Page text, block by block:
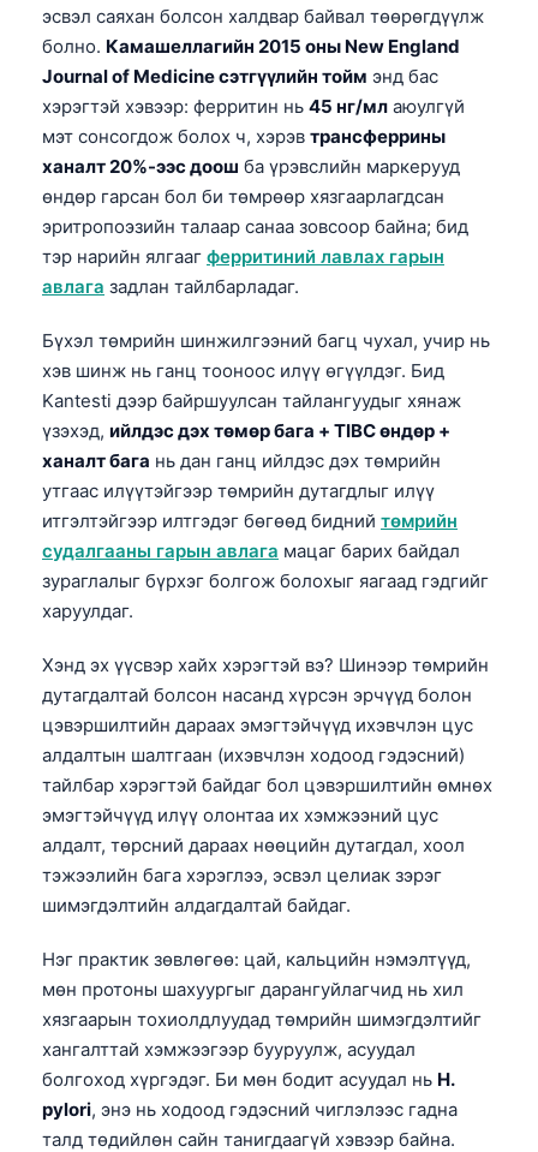
эсвэл саяхан болсон халдвар байвал төөрөгдүүлж
болно. Камашеллагийн 2015 оны New England
Journal of Medicine сэтгүүлийн тойм энд бас
хэрэгтэй хэвээр: ферритин нь 45 нг/мл аюулгүй
мэт сонсогдож болох ч, хэрэв трансферрины
ханалт 20%-ээс доош ба үрэвслийн маркерууд
өндөр гарсан бол би төмрөөр хязгаарлагдсан
эритропоэзийн талаар санаа зовсоор байна; бид
тэр нарийн ялгааг ферритиний лавлах гарын
авлага задлан тайлбарладаг.
Бүхэл төмрийн шинжилгээний багц чухал, учир нь
хэв шинж нь ганц тооноос илүү өгүүлдэг. Бид
Kantesti дээр байршуулсан тайлангуудыг хянаж
үзэхэд, ийлдэс дэх төмөр бага + TIBC өндөр +
ханалт бага нь дан ганц ийлдэс дэх төмрийн
утгаас илүүтэйгээр төмрийн дутагдлыг илүү
итгэлтэйгээр илтгэдэг бөгөөд бидний төмрийн
судалгааны гарын авлага мацаг барих байдал
зураглалыг бүрхэг болгож болохыг яагаад гэдгийг
харуулдаг.
Хэнд эх үүсвэр хайх хэрэгтэй вэ? Шинээр төмрийн
дутагдалтай болсон насанд хүрсэн эрчүүд болон
цэвэршилтийн дараах эмэгтэйчүүд ихэвчлэн цус
алдалтын шалтгаан (ихэвчлэн ходоод гэдэсний)
тайлбар хэрэгтэй байдаг бол цэвэршилтийн өмнөх
эмэгтэйчүүд илүү олонтаа их хэмжээний цус
алдалт, төрсний дараах нөөцийн дутагдал, хоол
тэжээлийн бага хэрэглээ, эсвэл целиак зэрэг
шимэгдэлтийн алдагдалтай байдаг.
Нэг практик зөвлөгөө: цай, кальцийн нэмэлтүүд,
мөн протоны шахуургыг дарангуйлагчид нь хил
хязгаарын тохиолдлуудад төмрийн шимэгдэлтийг
хангалттай хэмжээгээр бууруулж, асуудал
болгоход хүргэдэг. Би мөн бодит асуудал нь H.
pylori, энэ нь ходоод гэдэсний чиглэлээс гадна
талд төдийлөн сайн танигдаагүй хэвээр байна.